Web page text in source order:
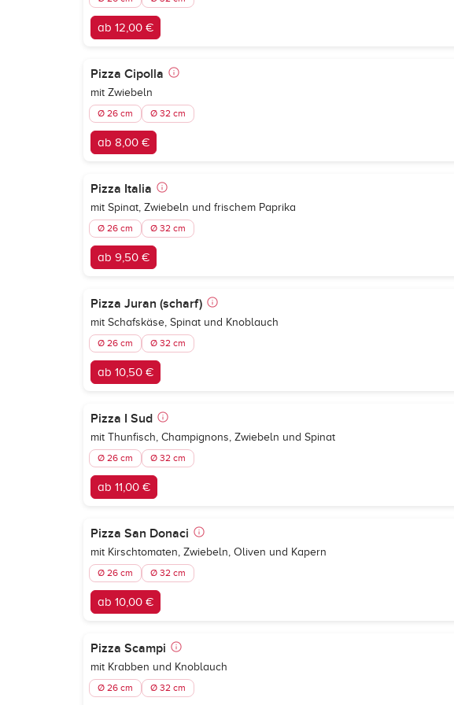
ab 12,00 €
Pizza Cipolla
mit Zwiebeln
Ø 26 cm Ø 32 cm
ab 8,00 €
Pizza Italia
mit Spinat, Zwiebeln und frischem Paprika
Ø 26 cm Ø 32 cm
ab 9,50 €
Pizza Juran (scharf)
mit Schafskäse, Spinat und Knoblauch
Ø 26 cm Ø 32 cm
ab 10,50 €
Pizza I Sud
mit Thunfisch, Champignons, Zwiebeln und Spinat
Ø 26 cm Ø 32 cm
ab 11,00 €
Pizza San Donaci
mit Kirschtomaten, Zwiebeln, Oliven und Kapern
Ø 26 cm Ø 32 cm
ab 10,00 €
Pizza Scampi
mit Krabben und Knoblauch
Ø 26 cm Ø 32 cm